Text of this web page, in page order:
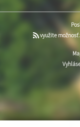
využite možnosť